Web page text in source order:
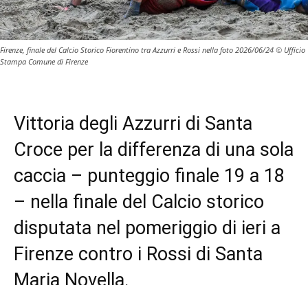
Firenze, finale del Calcio Storico Fiorentino tra Azzurri e Rossi nella foto 2026/06/24 © Ufficio
Stampa Comune di Firenze
Vittoria degli Azzurri di Santa
Croce per la differenza di una sola
caccia – punteggio finale 19 a 18
– nella finale del Calcio storico
disputata nel pomeriggio di ieri a
Firenze contro i Rossi di Santa
Maria Novella.